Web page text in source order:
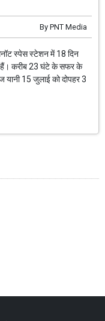
By PNT Media
स्पेस स्टेशन में 18 दिन
हैं। करीब 23 घंटे के सफर के
15 जुलाई को दोपहर 3